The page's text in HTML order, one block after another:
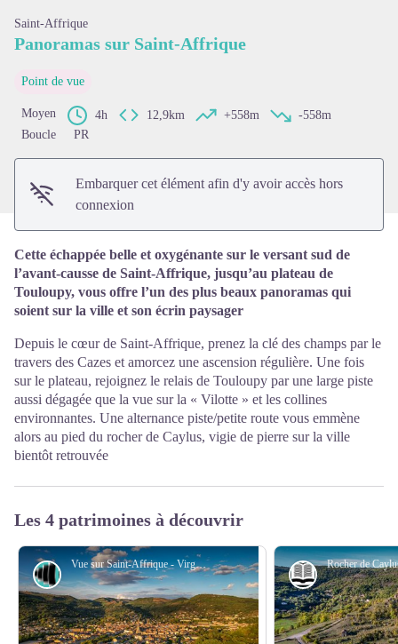
Saint-Affrique
Panoramas sur Saint-Affrique
Point de vue
Moyen 4h 12,9km +558m
-558m
Boucle
PR
Embarquer cet élément afin d'y avoir accès hors
connexion
Cette échappée belle et oxygénante sur le versant sud de
l’avant-causse de Saint-Affrique, jusqu’au plateau de
Touloupy, vous offre l’un des plus beaux panoramas qui
soient sur la ville et son écrin paysager
Depuis le cœur de Saint-Affrique, prenez la clé des champs par le
travers des Cazes et amorcez une ascension régulière. Une fois
sur le plateau, rejoignez le relais de Touloupy par une large piste
aussi dégagée que la vue sur la « Vilotte » et les collines
environnantes. Une alternance piste/petite route vous emmène
alors au pied du rocher de Caylus, vigie de pierre sur la ville
bientôt retrouvée
Les 4 patrimoines à découvrir
Vue sur Saint-Affrique - Virginie Govignon
Point de vue Histoire et